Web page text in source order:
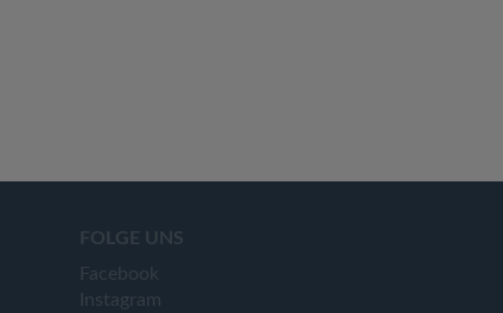
FOLGE UNS
Facebook
Instagram